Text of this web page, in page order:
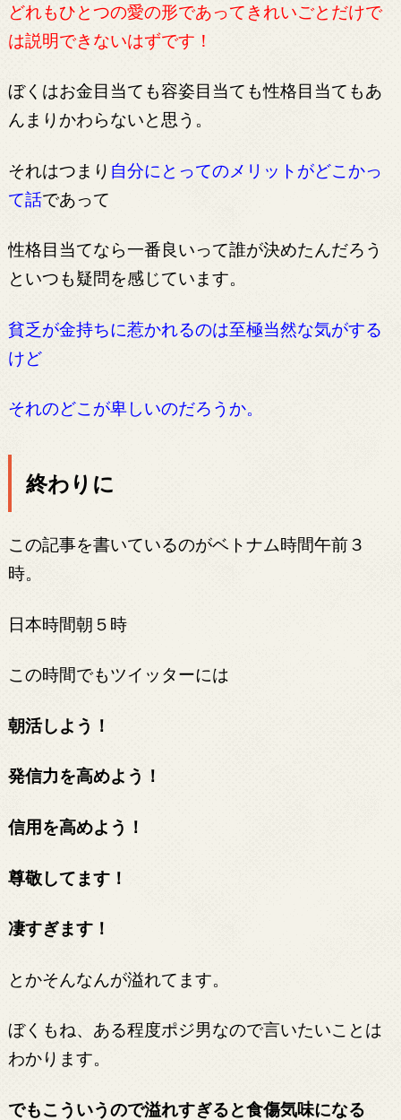
どれもひとつの愛の形であってきれいごとだけで
は説明できないはずです！
ぼくはお金目当ても容姿目当ても性格目当てもあ
んまりかわらないと思う。
それはつまり 自分にとってのメリットがどこかっ
て話であって
性格目当てなら一番良いって誰が決めたんだろう
といつも疑問を感じています。
貧乏が金持ちに惹かれるのは至極当然な気がする
けど
それのどこが卑しいのだろうか。
終わりに
この記事を書いているのがベトナム時間午前３
時。
日本時間朝５時
この時間でもツイッターには
朝活しよう！
発信力を高めよう！
信用を高めよう！
尊敬してます！
凄すぎます！
とかそんなんが溢れてます。
ぼくもね、ある程度ポジ男なので言いたいことは
わかります。
でもこういうので溢れすぎると食傷気味になる